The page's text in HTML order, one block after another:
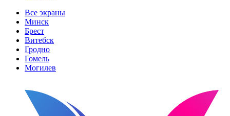
Все экраны
Минск
Брест
Витебск
Гродно
Гомель
Могилев